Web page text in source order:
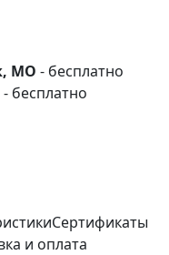
МО - бесплатно
бесплатно
Сертификаты
и оплата